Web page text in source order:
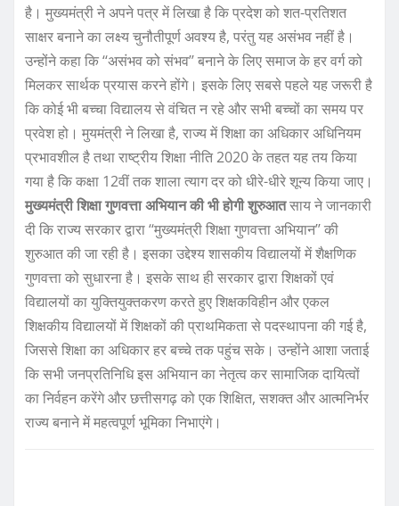
है। मुख्यमंत्री ने अपने पत्र में लिखा है कि प्रदेश को शत-प्रतिशत
साक्षर बनाने का लक्ष्य चुनौतीपूर्ण अवश्य है, परंतु यह असंभव नहीं है।
उन्होंने कहा कि ‘‘असंभव को संभव’’ बनाने के लिए समाज के हर वर्ग को
मिलकर सार्थक प्रयास करने होंगे। इसके लिए सबसे पहले यह जरूरी है
कि कोई भी बच्चा विद्यालय से वंचित न रहे और सभी बच्चों का समय पर
प्रवेश हो। मुयमंत्री ने लिखा है, राज्य में शिक्षा का अधिकार अधिनियम
प्रभावशील है तथा राष्ट्रीय शिक्षा नीति 2020 के तहत यह तय किया
गया है कि कक्षा 12वीं तक शाला त्याग दर को धीरे-धीरे शून्य किया जाए।
मुख्यमंत्री शिक्षा गुणवत्ता अभियान की भी होगी शुरुआतसाय ने जानकारी
दी कि राज्य सरकार द्वारा ‘‘मुख्यमंत्री शिक्षा गुणवत्ता अभियान’’ की
शुरुआत की जा रही है। इसका उद्देश्य शासकीय विद्यालयों में शैक्षणिक
गुणवत्ता को सुधारना है। इसके साथ ही सरकार द्वारा शिक्षकों एवं
विद्यालयों का युक्तियुक्तकरण करते हुए शिक्षकविहीन और एकल
शिक्षकीय विद्यालयों में शिक्षकों की प्राथमिकता से पदस्थापना की गई है,
जिससे शिक्षा का अधिकार हर बच्चे तक पहुंच सके। उन्होंने आशा जताई
कि सभी जनप्रतिनिधि इस अभियान का नेतृत्व कर सामाजिक दायित्वों
का निर्वहन करेंगे और छत्तीसगढ़ को एक शिक्षित, सशक्त और आत्मनिर्भर
राज्य बनाने में महत्वपूर्ण भूमिका निभाएंगे।